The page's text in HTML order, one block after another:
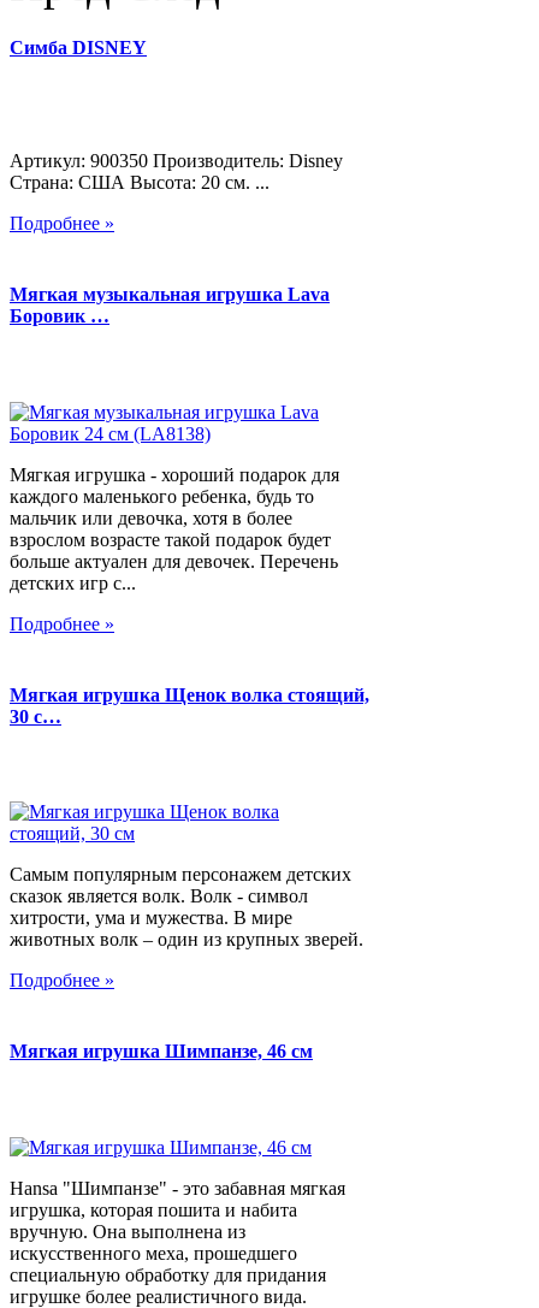
Симба DISNEY
Артикул: 900350 Производитель: Disney
Страна: США Высота: 20 см. ...
Подробнее »
Мягкая музыкальная игрушка Lava
Боровик …
Мягкая игрушка - хороший подарок для
каждого маленького ребенка, будь то
мальчик или девочка, хотя в более
взрослом возрасте такой подарок будет
больше актуален для девочек. Перечень
детских игр с...
Подробнее »
Мягкая игрушка Щенок волка стоящий,
30 с…
Самым популярным персонажем детских
сказок является волк. Волк - символ
хитрости, ума и мужества. В мире
животных волк – один из крупных зверей.
Подробнее »
Мягкая игрушка Шимпанзе, 46 см
Hansa "Шимпанзе" - это забавная мягкая
игрушка, которая пошита и набита
вручную. Она выполнена из
искусственного меха, прошедшего
специальную обработку для придания
игрушке более реалистичного вида.